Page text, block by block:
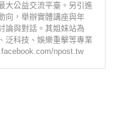
大公益交流平臺。另引進
向，舉辦實體講座與年
論與對話。其姐妹站為
泛科技、娛樂重擊等專業
npost.tw